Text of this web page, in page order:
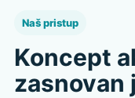
Naš pristup
Koncept
zasnovan